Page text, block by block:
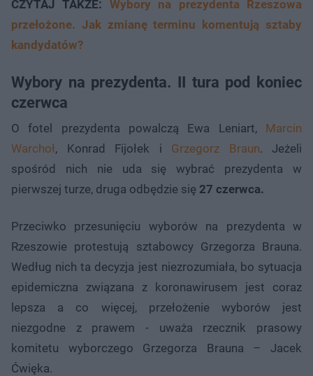
CZYTAJ TAKŻE: Wybory na prezydenta Rzeszowa
przełożone. Jak zmianę terminu komentują sztaby
kandydatów?
Wybory na prezydenta. II tura pod koniec
czerwca
O fotel prezydenta powalczą Ewa Leniart, Marcin
Warchoł, Konrad Fijołek i Grzegorz Braun. Jeżeli
spośród nich nie uda się wybrać prezydenta w
pierwszej turze, druga odbędzie się 27 czerwca.
Przeciwko przesunięciu wyborów na prezydenta w
Rzeszowie protestują sztabowcy Grzegorza Brauna.
Według nich ta decyzja jest niezrozumiała, bo sytuacja
epidemiczna związana z koronawirusem jest coraz
lepsza a co więcej, przełożenie wyborów jest
niezgodne z prawem - uważa rzecznik prasowy
komitetu wyborczego Grzegorza Brauna – Jacek
Ćwięka.